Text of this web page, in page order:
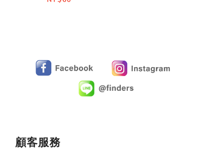
顧客服務